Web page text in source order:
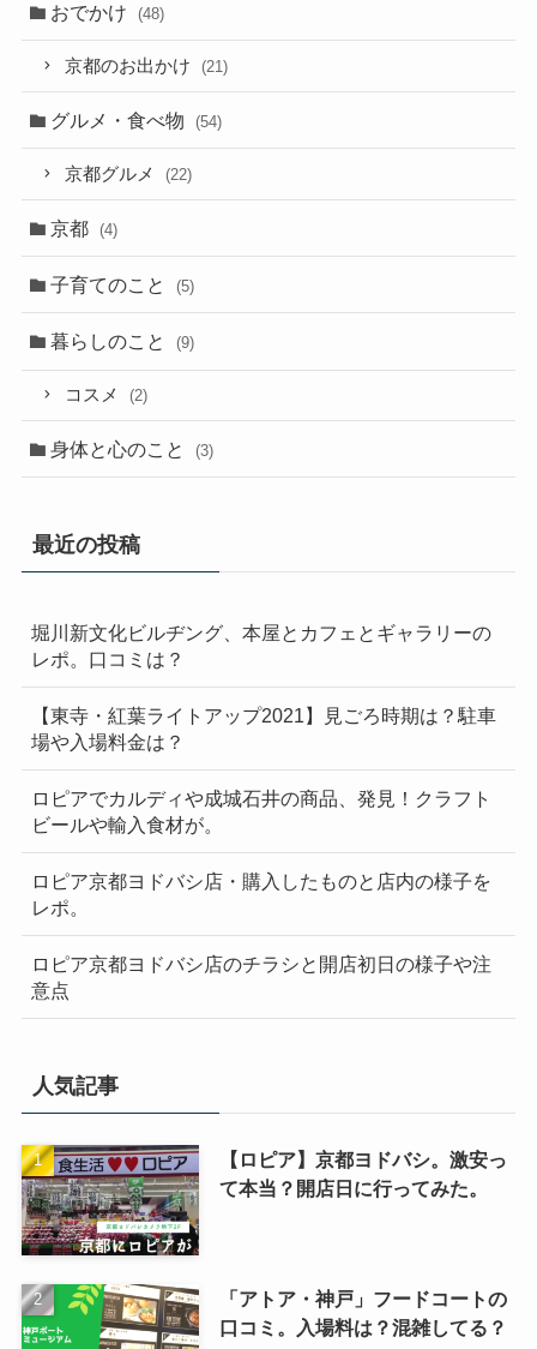
おでかけ (48)
京都のお出かけ (21)
グルメ・食べ物 (54)
京都グルメ (22)
京都 (4)
子育てのこと (5)
暮らしのこと (9)
コスメ (2)
身体と心のこと (3)
最近の投稿
堀川新文化ビルヂング、本屋とカフェとギャラリーの
レポ。口コミは？
【東寺・紅葉ライトアップ2021】見ごろ時期は？駐車
場や入場料金は？
ロピアでカルディや成城石井の商品、発見！クラフト
ビールや輸入食材が。
ロピア京都ヨドバシ店・購入したものと店内の様子を
レポ。
ロピア京都ヨドバシ店のチラシと開店初日の様子や注
意点
人気記事
【ロピア】京都ヨドバシ。激安っ
て本当？開店日に行ってみた。
「アトア・神戸」フードコートの
口コミ。入場料は？混雑してる？